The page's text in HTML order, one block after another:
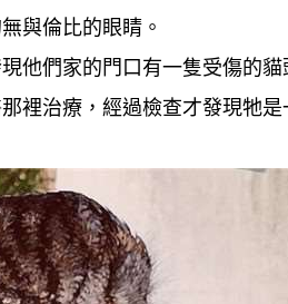
與倫比的眼睛。
他們家的門口有一隻受傷的
裡治療，經過檢查才發現牠